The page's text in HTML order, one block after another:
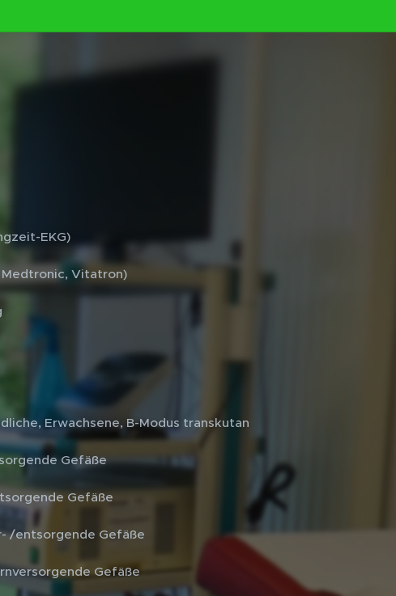
EKG)
Vitatron)
Erwachsene, B-Modus transkutan
Gefäße
Gefäße
/entsorgende Gefäße
Gefäße